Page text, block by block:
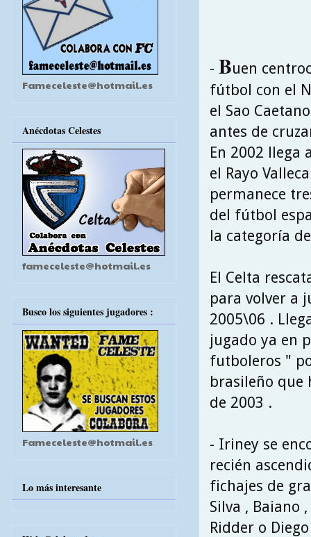
- Buen
fútbol con el
el Sao
antes de
En 2002 llega
el Rayo
permanece
del fútbol
la categoría
El Celta
para volver a
2005\06 .
jugado ya en
futboleros "
brasileño que
de 2003 .
- Iriney se
recién
fichajes de
Silva , Baiano
Ridder o
Fameceleste@hotmail.es
Anécdotas Celestes
fameceleste@hotmail.es
Busco los siguientes jugadores :
Fameceleste@hotmail.es
Lo más interesante